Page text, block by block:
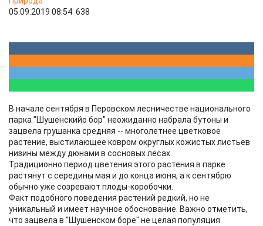
05.09.2019 08:54 638
В начале сентября в Перовском лесничестве национального
парка "Шушенскийо бор" неожиданно набрала бутоны и
зацвела грушанка средняя -- многолетнее цветковое
растение, выстилающее ковром округлых кожистых листьев
низины между дюнами в сосновых лесах.
Традиционно период цветения этого растения в парке
растянут с середины мая и до конца июня, а к сентябрю
обычно уже созревают плоды-коробочки.
Факт подобного поведения растений редкий, но не
уникальный и имеет научное обоснование. Важно отметить,
что зацвела в "Шушенском борe" не целая популяция